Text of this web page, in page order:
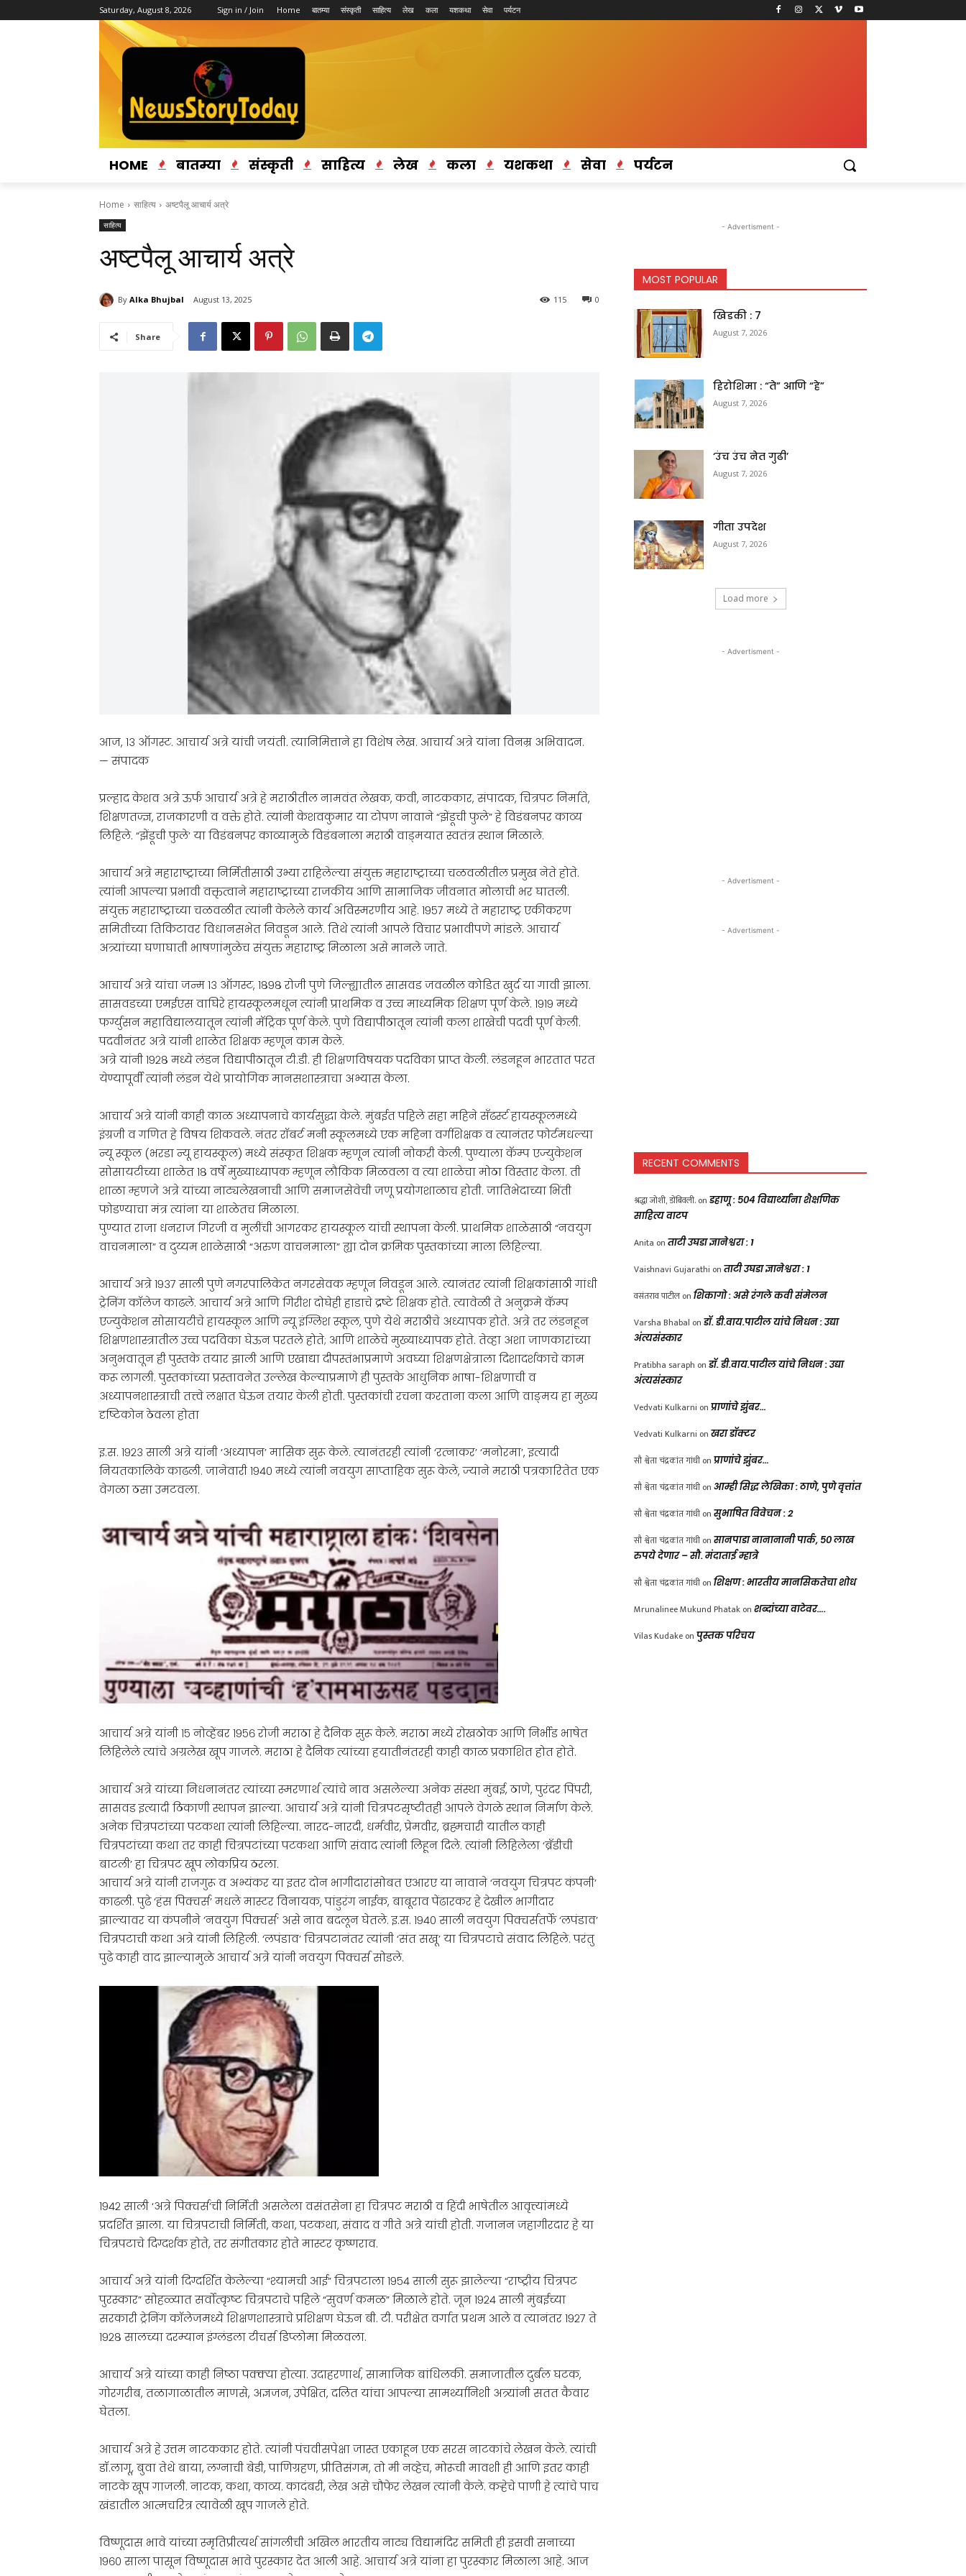
Saturday, August 8, 2026 Sign in / Join Home बातम्या संस्कृती साहित्य लेख कला यशकथा सेवा पर्यटन
HOME बातम्या संस्कृती साहित्य लेख कला यशकथा सेवा पर्यटन
Home साहित्य अष्टपैलू आचार्य अत्रे
साहित्य
अष्टपैलू आचार्य अत्रे
By Alka Bhujbal August 13, 2025 0
115
Share
आज, १३ ऑगस्ट. आचार्य अत्रे यांची जयंती. त्यानिमित्ताने हा विशेष लेख. आचार्य अत्रे यांना विनम्र अभिवादन.
— संपादक
प्रल्हाद केशव अत्रे ऊर्फ आचार्य अत्रे हे मराठीतील नामवंत लेखक, कवी, नाटककार, संपादक, चित्रपट निर्माते,
शिक्षणतज्ज्ञ, राजकारणी व वक्ते होते. त्यांनी केशवकुमार या टोपण नावाने “झेंडूची फुले” हे विडंबनपर काव्य
लिहिले. “झेंडूची फुले’ या विडंबनपर काव्यामुळे विडंबनाला मराठी वाड्मयात स्वतंत्र स्थान मिळाले.
आचार्य अत्रे महाराष्ट्राच्या निर्मितीसाठी उभ्या राहिलेल्या संयुक्त महाराष्ट्राच्या चळवळीतील प्रमुख नेते होते.
त्यांनी आपल्या प्रभावी वक्तृत्वाने महाराष्ट्राच्या राजकीय आणि सामाजिक जीवनात मोलाची भर घातली.
संयुक्त महाराष्ट्राच्या चळवळीत त्यांनी केलेले कार्य अविस्मरणीय आहे. १९५७ मध्ये ते महाराष्ट्र एकीकरण
समितीच्या तिकिटावर विधानसभेत निवडून आले. तिथे त्यांनी आपले विचार प्रभावीपणे मांडले. आचार्य
अत्र्यांच्या घणाघाती भाषणांमुळेच संयुक्त महाराष्ट्र मिळाला असे मानले जाते.
आचार्य अत्रे यांचा जन्म १३ ऑगस्ट, १८९८ रोजी पुणे जिल्ह्यातील सासवड जवळील कोडित खुर्द या गावी झाला.
सासवडच्या एमईएस वाघिरे हायस्कूलमधून त्यांनी प्राथमिक व उच्च माध्यमिक शिक्षण पूर्ण केले. १९१९ मध्ये
फर्ग्युसन महाविद्यालयातून त्यांनी मॅट्रिक पूर्ण केले. पुणे विद्यापीठातून त्यांनी कला शाखेची पदवी पूर्ण केली.
पदवीनंतर अत्रे यांनी शाळेत शिक्षक म्हणून काम केले.
अत्रे यांनी १९२८ मध्ये लंडन विद्यापीठातून टी.डी. ही शिक्षणविषयक पदविका प्राप्त केली. लंडनहून भारतात परत
येण्यापूर्वी त्यांनी लंडन येथे प्रायोगिक मानसशास्त्राचा अभ्यास केला.
आचार्य अत्रे यांनी काही काळ अध्यापनाचे कार्यसुद्धा केले. मुंबईत पहिले सहा महिने सॅंढर्स्ट हायस्कूलमध्ये
इंग्रजी व गणित हे विषय शिकवले. नंतर रॉबर्ट मनी स्कूलमध्ये एक महिना वर्गशिक्षक व त्यानंतर फोर्टमधल्या
न्यू स्कूल (भरडा न्यू हायस्कूल) मध्ये संस्कृत शिक्षक म्हणून त्यांनी नोकरी केली. पुण्याला कॅम्प एज्युकेशन
सोसायटीच्या शाळेत १८ वर्षे मुख्याध्यापक म्हणून लौकिक मिळवला व त्या शाळेचा मोठा विस्तार केला. ती
शाळा म्हणजे अत्रे यांच्या नाट्यलेखनाची आणि समाजसेवेची जणू प्रयोगशाळाच होती. जातिभेदाच्या भिंती
फोडण्याचा मंत्र त्यांना या शाळेतच मिळाला.
पुण्यात राजा धनराज गिरजी व मुलींची आगरकर हायस्कूल यांची स्थापना केली. प्राथमिक शाळेसाठी “नवयुग
वाचनमाला” व दुय्यम शाळेसाठी “अरुण वाचनमाला” ह्या दोन क्रमिक पुस्तकांच्या माला लिहिल्या.
आचार्य अत्रे १९३७ साली पुणे नगरपालिकेत नगरसेवक म्हणून निवडून आले. त्यानंतर त्यांनी शिक्षकांसाठी गांधी
ट्रेनिंग कॉलेज काढले. आचार्य अत्रे आणि गिरीश दोघेही हाडाचे द्रष्टे शिक्षक होते. त्यावेळी ते अनुक्रमे कॅम्प
एज्युकेशन सोसायटीचे हायस्कूल आणि न्यू इंग्लिश स्कूल, पुणे येथे मराठीचे अध्यापक होते. अत्रे तर लंडनहून
शिक्षणशास्त्रातील उच्च पदविका घेऊन परतले होते; आणि शाळेचे मुख्याध्यापक होते. तेव्हा अशा जाणकारांच्या
अनुभवातून ही पुस्तके तयार झाली आणि एखाद्या दीपस्तंभाप्रमाणे अवघ्या शिक्षणक्षेत्राला दिशादर्शकाचे काम
करू लागली. पुस्तकांच्या प्रस्तावनेत उल्लेख केल्याप्रमाणे ही पुस्तके आधुनिक भाषा-शिक्षणाची व
अध्यापनशास्त्राची तत्त्वे लक्षात घेऊन तयार केली होती. पुस्तकांची रचना करताना कला आणि वाङ्मय हा मुख्य
दृष्टिकोन ठेवला होता
इ.स. १९२३ साली अत्रे यांनी ‘अध्यापन’ मासिक सुरू केले. त्यानंतरही त्यांनी ‘रत्‍नाकर’ ‘मनोरमा’, इत्यादी
नियतकालिके काढली. जानेवारी १९४० मध्ये त्यांनी नवयुग साप्ताहिक सुरू केले, ज्याने मराठी पत्रकारितेत एक
वेगळा ठसा उमटवला.
आचार्य अत्रे यांनी १५ नोव्हेंबर १९५६ रोजी मराठा हे दैनिक सुरू केले. मराठा मध्ये रोखठोक आणि निर्भीड भाषेत
लिहिलेले त्यांचे अग्रलेख खूप गाजले. मराठा हे दैनिक त्यांच्या हयातीनंतरही काही काळ प्रकाशित होत होते.
आचार्य अत्रे यांच्या निधनानंतर त्यांच्या स्मरणार्थ त्यांचे नाव असलेल्या अनेक संस्था मुंबई, ठाणे, पुरंदर पिंपरी,
सासवड इत्यादी ठिकाणी स्थापन झाल्या. आचार्य अत्रे यांनी चित्रपटसृष्टीतही आपले वेगळे स्थान निर्माण केले.
अनेक चित्रपटांच्या पटकथा त्यांनी लिहिल्या. नारद-नारदी, धर्मवीर, प्रेमवीर, ब्रह्मचारी यातील काही
चित्रपटांच्या कथा तर काही चित्रपटांच्या पटकथा आणि संवाद त्यांनी लिहून दिले. त्यांनी लिहिलेला ‘ब्रॅंडीची
बाटली’ हा चित्रपट खूप लोकप्रिय ठरला.
आचार्य अत्रे यांनी राजगुरू व अभ्यंकर या इतर दोन भागीदारांसोबत एआरए या नावाने ‘नवयुग चित्रपट कंपनी’
काढली. पुढे ‘हंस पिक्चर्स’ मधले मास्टर विनायक, पांडुरंग नाईक, बाबूराव पेंढारकर हे देखील भागीदार
झाल्यावर या कंपनीने ’नवयुग पिक्चर्स’ असे नाव बदलून घेतले. इ.स. १९४० साली नवयुग पिक्चर्सतर्फे ‘लपंडाव’
चित्रपटाची कथा अत्रे यांनी लिहिली. ‘लपंडाव’ चित्रपटानंतर त्यांनी ‘संत सखू’ या चित्रपटाचे संवाद लिहिले. परंतु
पुढे काही वाद झाल्यामुळे आचार्य अत्रे यांनी नवयुग पिक्चर्स सोडले.
१९४२ साली ‘अत्रे पिक्चर्स’ची निर्मिती असलेला वसंतसेना हा चित्रपट मराठी व हिंदी भाषेतील आवृत्त्यांमध्ये
प्रदर्शित झाला. या चित्रपटाची निर्मिती, कथा, पटकथा, संवाद व गीते अत्रे यांची होती. गजानन जहागीरदार हे या
चित्रपटाचे दिग्दर्शक होते, तर संगीतकार होते मास्टर कृष्णराव.
आचार्य अत्रे यांनी दिग्दर्शित केलेल्या “श्यामची आई” चित्रपटाला १९५४ साली सुरू झालेल्या “राष्ट्रीय चित्रपट
पुरस्कार” सोहळ्यात सर्वोत्कृष्ट चित्रपटाचे पहिले “सुवर्ण कमळ” मिळाले होते. जून १९२४ साली मुंबईच्या
सरकारी ट्रेनिंग कॉलेजमध्ये शिक्षणशास्त्राचे प्रशिक्षण घेऊन बी. टी. परीक्षेत वर्गात प्रथम आले व त्यानंतर १९२७ ते
१९२८ सालच्या दरम्यान इंग्लंडला टीचर्स डिप्लोमा मिळवला.
आचार्य अत्रे यांच्या काही निष्ठा पक्क्या होत्या. उदाहरणार्थ, सामाजिक बांधिलकी. समाजातील दुर्बल घटक,
गोरगरीब, तळागाळातील माणसे, अज्ञजन, उपेक्षित, दलित यांचा आपल्या सामर्थ्यानिशी अत्र्यांनी सतत कैवार
घेतला.
आचार्य अत्रे हे उत्तम नाटककार होते. त्यांनी पंचवीसपेक्षा जास्त एकाहून एक सरस नाटकांचे लेखन केले. त्यांची
डॉ.लागू, बुवा तेथे बाया, लग्नाची बेडी, पाणिग्रहण, प्रीतिसंगम, तो मी नव्हेच, मोरूची मावशी ही आणि इतर काही
नाटके खूप गाजली. नाटक, कथा, काव्य. कादंबरी, लेख असे चौफेर लेखन त्यांनी केले. कऱ्हेचे पाणी हे त्यांचे पाच
खंडातील आत्मचरित्र त्यावेळी खूप गाजले होते.
विष्णूदास भावे यांच्या स्मृतिप्रीत्यर्थ सांगलीची अखिल भारतीय नाट्य विद्यामंदिर समिती ही इसवी सनाच्या
१९६० साला पासून विष्णूदास भावे पुरस्कार देत आली आहे. आचार्य अत्रे यांना हा पुरस्कार मिळाला आहे. आज
- Advertisment -
MOST POPULAR
खिडकी : 7
August 7, 2026
हिरोशिमा : “ते” आणि “हे”
August 7, 2026
‘उंच उंच नेत गुढी’
August 7, 2026
गीता उपदेश
August 7, 2026
Load more
- Advertisment -
- Advertisment -
- Advertisment -
RECENT COMMENTS
श्रद्धा जोशी, डोंबिवली. on डहाणू : ५०४ विद्यार्थ्यांना शैक्षणिक
साहित्य वाटप
Anita on ताटी उघडा ज्ञानेश्वरा : 1
Vaishnavi Gujarathi on ताटी उघडा ज्ञानेश्वरा : 1
वसंतराव पाटील on शिकागो : असे रंगले कवी संमेलन
Varsha Bhabal on डॉ. डी.वाय.पाटील यांचे निधन : उद्या
अंत्यसंस्कार
Pratibha saraph on डॉ. डी.वाय.पाटील यांचे निधन : उद्या
अंत्यसंस्कार
Vedvati Kulkarni on प्राणांचे झुंबर…
Vedvati Kulkarni on खरा डॉक्टर
सौ श्वेता चंद्रकांत गांधी on प्राणांचे झुंबर…
सौ श्वेता चंद्रकांत गांधी on आम्ही सिद्ध लेखिका : ठाणे, पुणे वृत्तांत
सौ श्वेता चंद्रकांत गांधी on सुभाषित विवेचन : 2
सौ श्वेता चंद्रकांत गांधी on सानपाडा नानानानी पार्क, ५० लाख
रुपये देणार – सौ. मंदाताई म्हात्रे
सौ श्वेता चंद्रकांत गांधी on शिक्षण : भारतीय मानसिकतेचा शोध
Mrunalinee Mukund Phatak on शब्दांच्या वाटेवर….
Vilas Kudake on पुस्तक परिचय